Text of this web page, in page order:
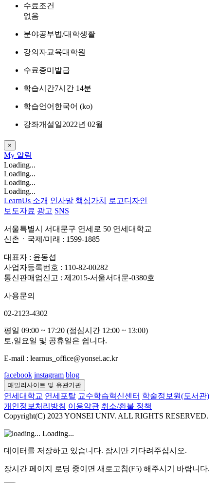
수료조건
없음
분야공부법/대학생활
강의자교육대학원
수료증미발급
학습시간7시간 14분
학습언어 한국어 ‎(ko)‎
강좌개설일2022년 02월
×
My 알림
Loading...
Loading...
Loading...
Loading...
LearnUs 소개 인사말 핵심가치
로고디자인
보도자료 광고 SNS
서울특별시 서대문구 연세로 50 연세대학교
신촌ㆍ국제/미래 : 1599-1885
대표자 : 윤동섭
사업자등록번호 : 110-82-00282
통신판매업신고 : 제2015-서울서대문-0380호
사용문의
02-2123-4302
평일 09:00 ~ 17:20 (점심시간 12:00 ~ 13:00)
토,일요일 및 공휴일은 쉽니다.
E-mail : learnus_office@yonsei.ac.kr
facebook instagram blog
패밀리사이트 및 유관기관
연세대학교 연세포탈 교수학습혁신센터 학술정보원(도서관)
개인정보처리방침 이용약관 취소/환불 정책
Copyright(C) 2023 YONSEI UNIV. ALL RIGHTS RESERVED.
Loading...
데이터를 저장하고 있습니다. 잠시만 기다려주십시오.
장시간 페이지 로딩 중이면 새로고침(F5) 해주시기 바랍니다.